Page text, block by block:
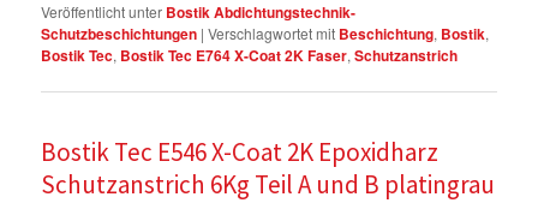
Veröffentlicht unter Bostik Abdichtungstechnik-
Schutzbeschichtungen |Verschlagwortet mit Beschichtung, Bostik,
Bostik Tec, Bostik Tec E764 X-Coat 2K Faser,Schutzanstrich
Bostik Tec E546 X-Coat 2K Epoxidharz
Schutzanstrich 6Kg Teil A und B platingrau